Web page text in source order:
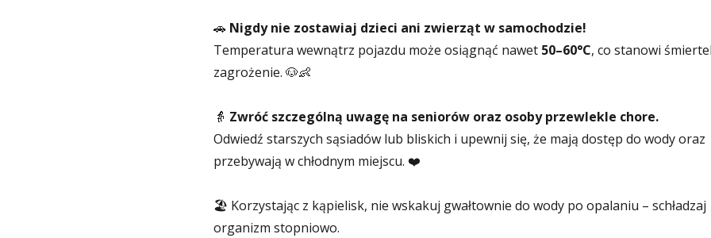
🚗 Nigdy nie zostawiaj dzieci ani zwierząt w samochodzie!
Temperatura wewnątrz pojazdu może osiągnąć nawet 50–60°C, co stanowi
zagrożenie. 🐶👶
👵 Zwróć szczególną uwagę na seniorów oraz osoby przewlekle chore.
Odwiedź starszych sąsiadów lub bliskich i upewnij się, że mają dostęp do wody oraz
przebywają w chłodnym miejscu. ❤️
🏖️ Korzystając z kąpielisk, nie wskakuj gwałtownie do wody po opalaniu – schładzaj
organizm stopniowo.